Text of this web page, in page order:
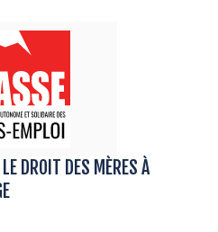
DROIT DES MÈRES À